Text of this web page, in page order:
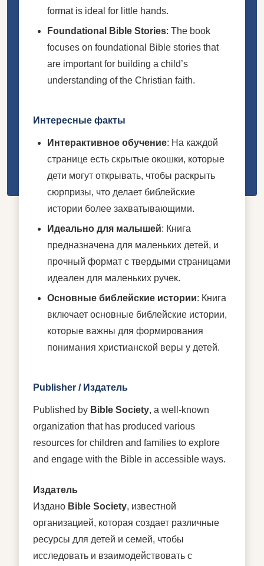
format is ideal for little hands.
Foundational Bible Stories: The book
focuses on foundational Bible stories that
are important for building a child’s
understanding of the Christian faith.
Интересные факты
Интерактивное обучение: На каждой
странице есть скрытые окошки, которые
дети могут открывать, чтобы раскрыть
сюрпризы, что делает библейские
истории более захватывающими.
Идеально для малышей: Книга
предназначена для маленьких детей, и
прочный формат с твердыми страницами
идеален для маленьких ручек.
Основные библейские истории: Книга
включает основные библейские истории,
которые важны для формирования
понимания христианской веры у детей.
Publisher / Издатель
Published by Bible Society, a well-known
organization that has produced various
resources for children and families to explore
and engage with the Bible in accessible ways.
Издатель
Издано Bible Society, известной
организацией, которая создает различные
ресурсы для детей и семей, чтобы
исследовать и взаимодействовать с